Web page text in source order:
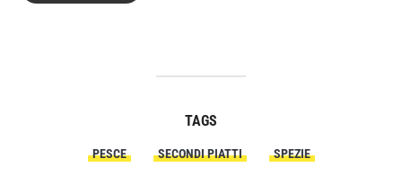
TAGS
PESCE SECONDI PIATTI SPEZIE